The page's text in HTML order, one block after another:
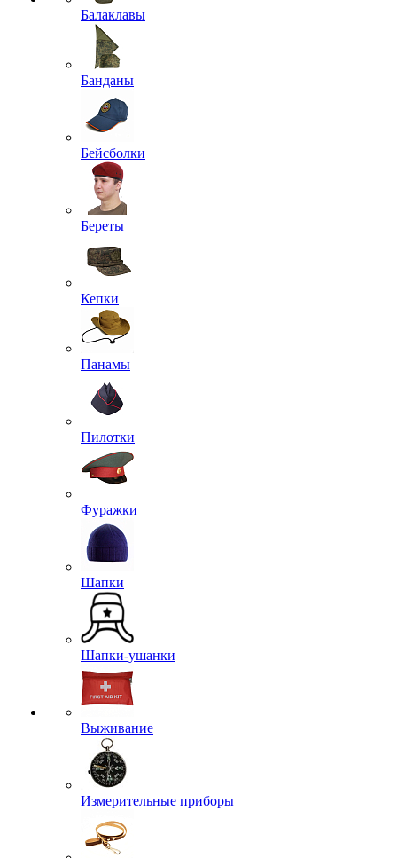
Балаклавы
Банданы
Бейсболки
Береты
Кепки
Панамы
Пилотки
Фуражки
Шапки
Шапки-ушанки
Выживание
Измерительные приборы